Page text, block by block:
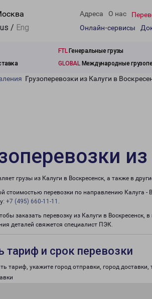
/ Eng
Адреса О нас
Онлайн-сервисы
FTLГенеральные грузы
GLOBALМеждународные
Грузоперевозки из Калуги в
грузы из Калуги в Воскресенск, а также в
стоимостью перевозки по направлению Калуга -
+7 (495) 660-11-11 .
заказать перевозку из Калуги в
деталей свяжется специалист ПЭК.
тариф и срок перевозки
тариф, укажите город отправки, город доставки,